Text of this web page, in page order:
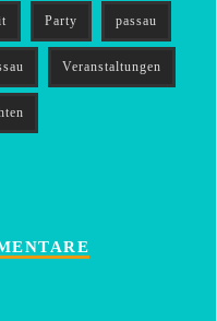
Party passau
Veranstaltungen